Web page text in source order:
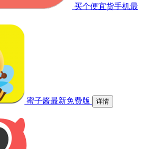
买个便宜货手机最
蜜子酱最新免费版 详情